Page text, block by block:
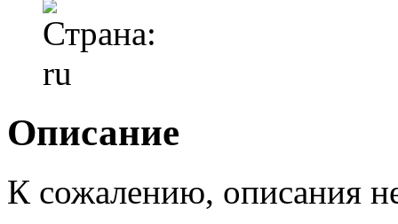
Описание
К сожалению, описания